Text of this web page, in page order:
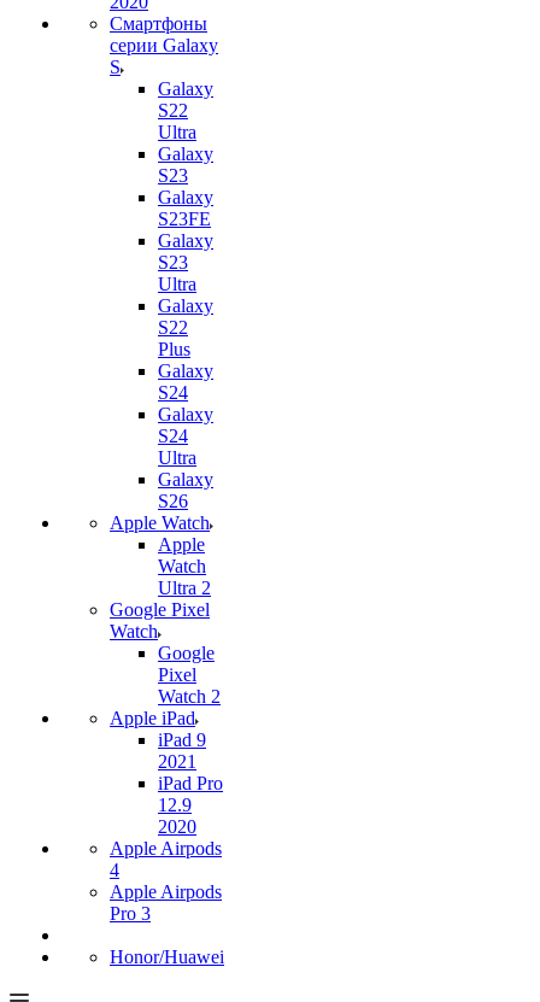
Смартфоны
серии Galaxy
S
Galaxy
S22
Ultra
Galaxy
S23
Galaxy
S23FE
Galaxy
S23
Ultra
Galaxy
S22
Plus
Galaxy
S24
Galaxy
S24
Ultra
Galaxy
S26
Apple Watch
Apple
Watch
Ultra 2
Google Pixel
Watch
Google
Pixel
Watch 2
Apple iPad
iPad 9
2021
iPad Pro
12.9
2020
Apple Airpods
4
Apple Airpods
Pro 3
Honor/Huawei